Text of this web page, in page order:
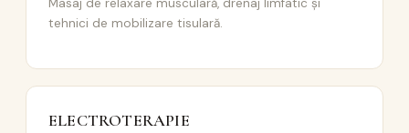
tehnici de mobilizare tisulară.
ELECTROTERAPIE